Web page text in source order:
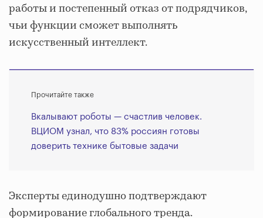
работы и постепенный отказ от подрядчиков,
чьи функции сможет выполнять
искусственный интеллект.
Прочитайте также
Вкалывают роботы — счастлив человек.
ВЦИОМ узнал, что 83% россиян готовы
доверить технике бытовые задачи
Эксперты единодушно подтверждают
формирование глобального тренда.